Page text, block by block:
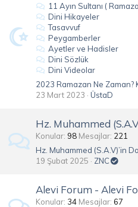
11 Ayın Sultanı ( Ramazan )
Dini Hikayeler
Tasavvuf
Peygamberler
Ayetler ve Hadisler
Dini Sözlük
Dini Videolar
23 Mart 2023
ÜstaD
Hz. Muhammed
Konular 98 Mesajlar 221
Hz. Muhammed (S.A.V)’in
19 Şubat 2025
ZNC
Alevi Forum - Alevi
Konular 34 Mesajlar 67